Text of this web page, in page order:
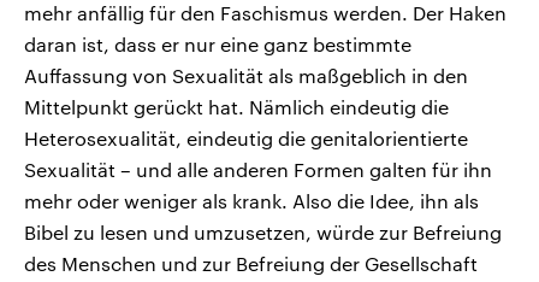
mehr anfällig für den Faschismus werden. Der Haken
daran ist, dass er nur eine ganz bestimmte
Auffassung von Sexualität als maßgeblich in den
Mittelpunkt gerückt hat. Nämlich eindeutig die
Heterosexualität, eindeutig die genitalorientierte
Sexualität – und alle anderen Formen galten für ihn
mehr oder weniger als krank. Also die Idee, ihn als
Bibel zu lesen und umzusetzen, würde zur Befreiung
des Menschen und zur Befreiung der Gesellschaft